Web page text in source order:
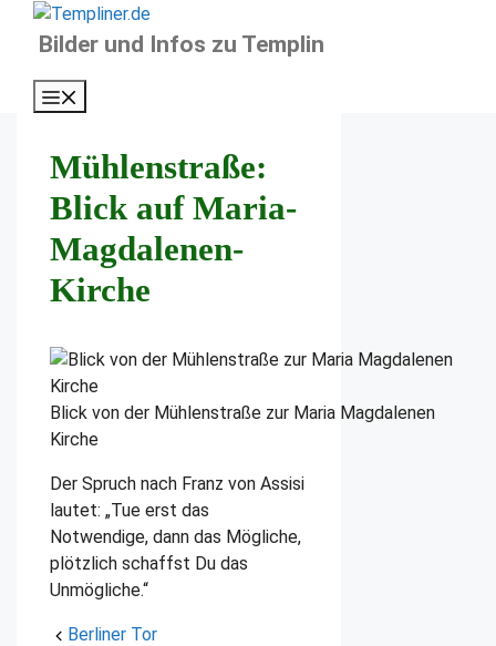
InhaltBilder und Infos zu Templin
Mühlenstraße:
Blick auf Maria-
Magdalenen-
Kirche
Blick von der Mühlenstraße zur Maria Magdalenen
Kirche
Der Spruch nach Franz von Assisi
lautet: „Tue erst das
Notwendige, dann das Mögliche,
plötzlich schaffst Du das
Unmögliche.“
Berliner Tor